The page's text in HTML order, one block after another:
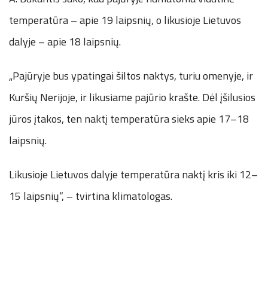
temperatūra – apie 19 laipsnių, o likusioje Lietuvos
dalyje – apie 18 laipsnių.
„Pajūryje bus ypatingai šiltos naktys, turiu omenyje, ir
Kuršių Nerijoje, ir likusiame pajūrio krašte. Dėl įšilusios
jūros įtakos, ten naktį temperatūra sieks apie 17–18
laipsnių.
Likusioje Lietuvos dalyje temperatūra naktį kris iki 12–
15 laipsnių“, – tvirtina klimatologas.